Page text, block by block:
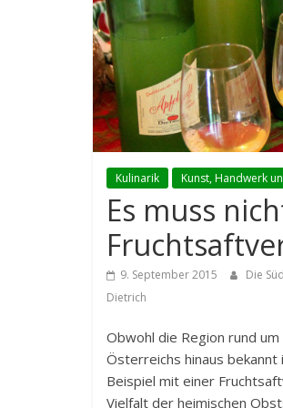
Kulinarik Kunst, Handwerk
Es muss
9. September 2015 Die
Dietrich
Obwohl die Region rund
Österreichs hinaus bekannt
Beispiel mit einer
Vielfalt der heimischen